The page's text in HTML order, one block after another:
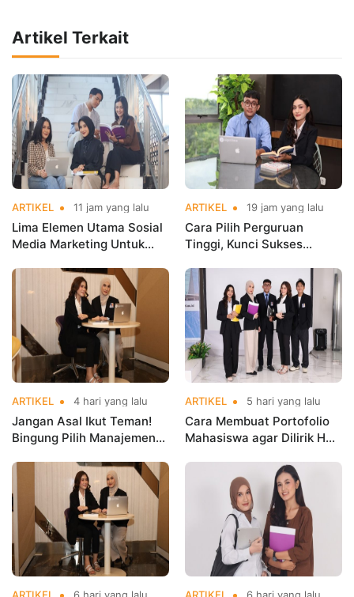
Artikel Terkait
ARTIKEL 11 jam yang lalu
Lima Elemen Utama Sosial
Media Marketing Untuk
ARTIKEL 19 jam yang lalu
Cara Pilih Perguruan
Tinggi, Kunci Sukses
ARTIKEL 4 hari yang lalu
Jangan Asal Ikut Teman!
Bingung Pilih Manajemen
Jawabannya Sebelum
Kamu Salah Jurusan
ARTIKEL 5 hari yang lalu
Cara Membuat Portofolio
Mahasiswa agar Dilirik HRD
ARTIKEL 6 hari yang lalu ARTIKEL 6 hari yang lalu